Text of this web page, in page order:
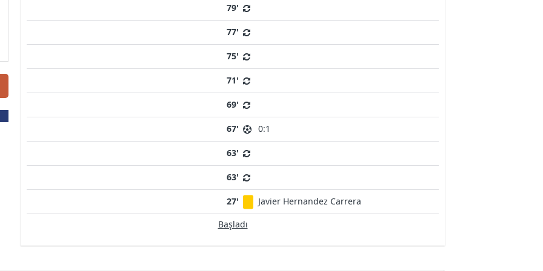
79'
77'
75'
71'
69'
67' 0:1
63'
63'
27'
Javier Hernandez Carrera
Başladı